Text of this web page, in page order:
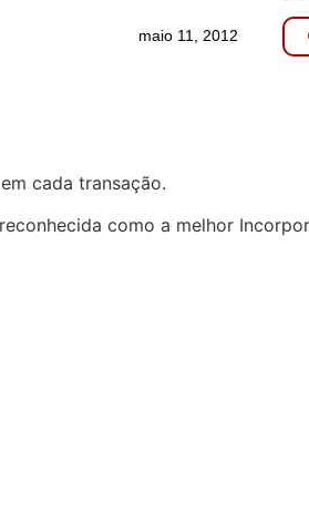
maio 11, 2012
cada transação.
como a melhor